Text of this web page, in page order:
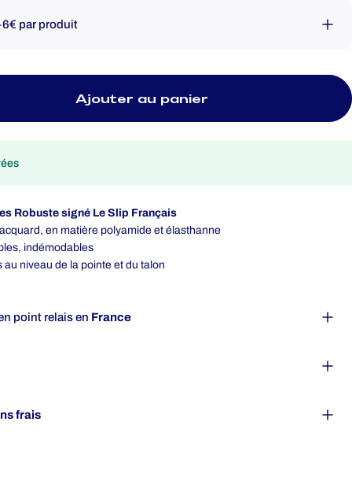
par produit
Ajouter au panier
Robuste signé Le Slip Français
en matière polyamide et élasthanne
indémodables
niveau de la pointe et du talon
point relais en France
frais